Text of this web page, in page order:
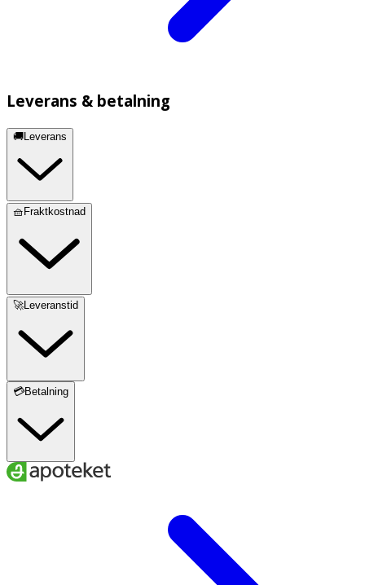
Leverans & betalning
🚚Leverans
🧺Fraktkostnad
🚀Leveranstid
💳Betalning